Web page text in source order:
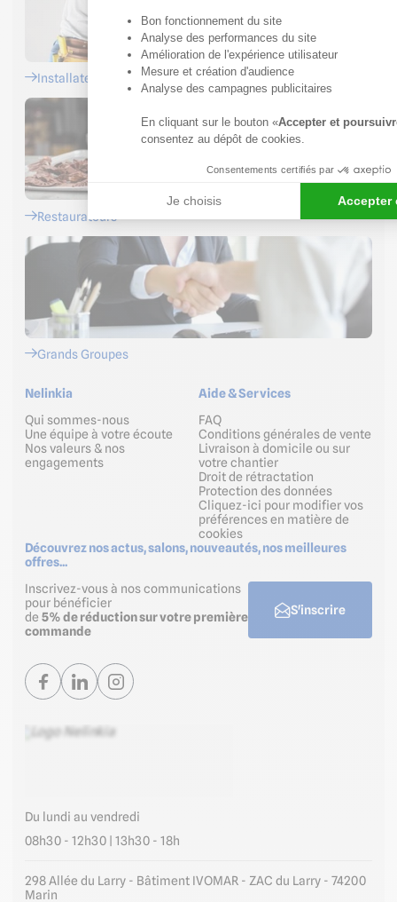
Installateurs
Restaurateurs
Grands Groupes
Du lundi au vendredi
08h30 - 12h30 | 13h30 - 18h
298 Allée du Larry - Bâtiment IVOMAR - ZAC du Larry - 74200
Marin
Nelinkia
Qui sommes-nous
Une équipe à votre écoute
Nos valeurs & nos
engagements
Aide & Services
FAQ
Conditions générales de vente
Livraison à domicile ou sur
votre chantier
Droit de rétractation
Protection des données
Cliquez-ici pour modifier vos
préférences en matière de
cookies
Découvrez nos actus, salons, nouveautés, nos meilleures
offres...
Inscrivez-vous à nos communications
pour bénéficier
de 5% de réduction sur votre première
commande
S'inscrire
Bon fonctionnement du site
Analyse des performances du site
Amélioration de l'expérience utilisateur
Mesure et création d'audience
Analyse des campagnes publicitaires
En cliquant sur le bouton «Accepter et
consentez au dépôt de cookies.
Consentements certifiés par
Je choisis Accepter
Axeptio consent